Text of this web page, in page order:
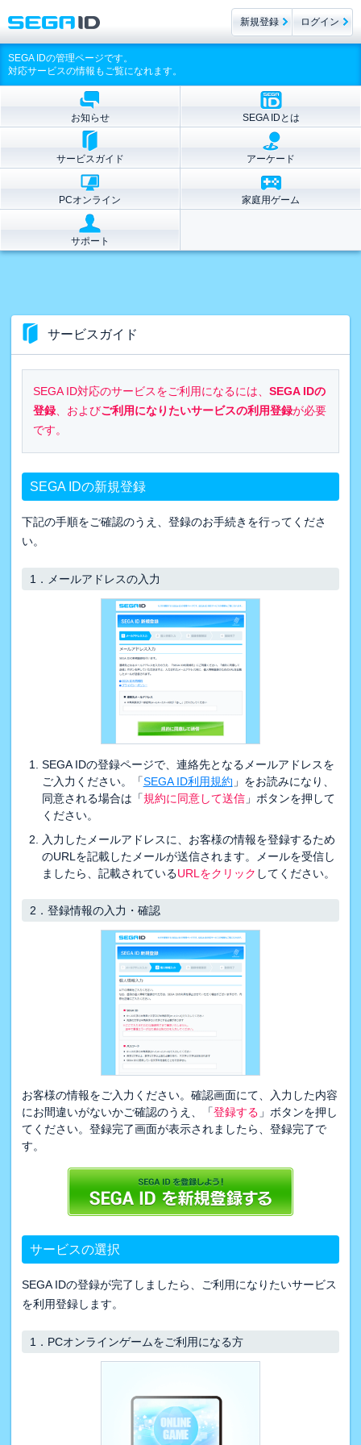
SEGA IDの管理ページです。
対応サービスの情報もご覧になれます。
お知らせ SEGA IDとは
サービスガイド アーケード
PCオンライン 家庭用ゲーム
サポート
サービスガイド
SEGA ID対応のサービスをご利用になるには、SEGA IDの
登録 、およびご利用になりたいサービスの利用登録が必要
です。
SEGA IDの新規登録
下記の手順をご確認のうえ、登録のお手続きを行ってくださ
い。
1． メールアドレスの入力
SEGA IDの登録ページで、連絡先となるメールアドレスを
ご入力ください。「SEGA ID利用規約 」をお読みになり、
同意される場合は「規約に同意して送信」ボタンを押して
ください。
入力したメールアドレスに、お客様の情報を登録するため
のURLを記載したメールが送信されます。メールを受信し
ましたら、記載されているURLをクリック してください。
2．登録情報の入力・確認
お客様の情報をご入力ください。確認画面にて、入力した内容
にお間違いがないかご確認のうえ、「登録する 」ボタンを押し
てください。登録完了画面が表示されましたら、登録完了で
す。
サービスの選択
SEGA IDの登録が完了しましたら、ご利用になりたいサービス
を利用登録します。
1． PCオンラインゲームをご利用になる方
新規登録 ログイン